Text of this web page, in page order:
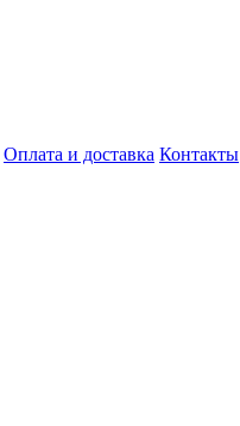
Оплата и доставка Контакты